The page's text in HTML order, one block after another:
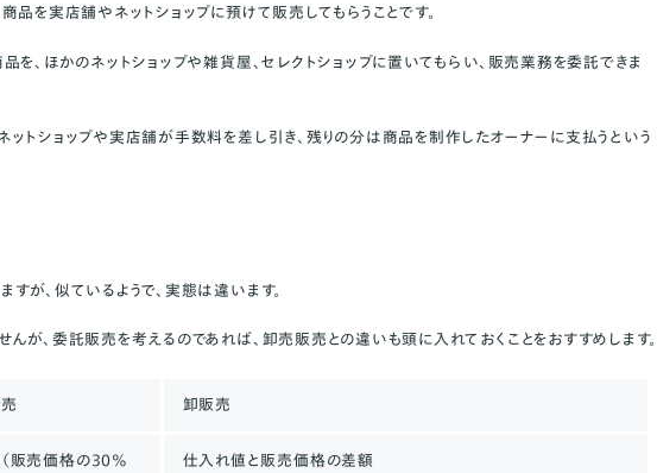
品を実店舗やネットショップに預けて販売してもらうことです。
を、 ほかのネットショップや雑貨屋、セレクトショップに置いてもらい、販売業務を委託できま
トショップや実店舗が手数料を差し引き、残りの分は商品を制作したオーナーに支払うという
が、似ているようで、実態は違います。
が、委託販売を考えるのであれば、卸売販売との違いも頭に入れておくことをおすすめします。
卸販売
販売価格の30％
仕入れ値と販売価格の差額